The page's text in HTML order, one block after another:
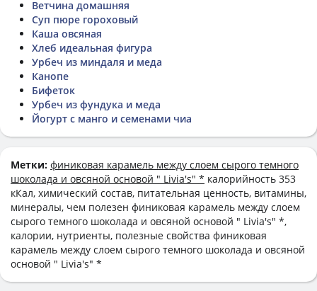
Ветчина домашняя
Суп пюре гороховый
Каша овсяная
Хлеб идеальная фигура
Урбеч из миндаля и меда
Канопе
Бифеток
Урбеч из фундука и меда
Йогурт с манго и семенами чиа
Метки: финиковая карамель между слоем сырого темного
шоколада и овсяной основой " Livia's" * калорийность 353
кКал, химический состав, питательная ценность, витамины,
минералы, чем полезен финиковая карамель между слоем
сырого темного шоколада и овсяной основой " Livia's" *,
калории, нутриенты, полезные свойства финиковая
карамель между слоем сырого темного шоколада и овсяной
основой " Livia's" *